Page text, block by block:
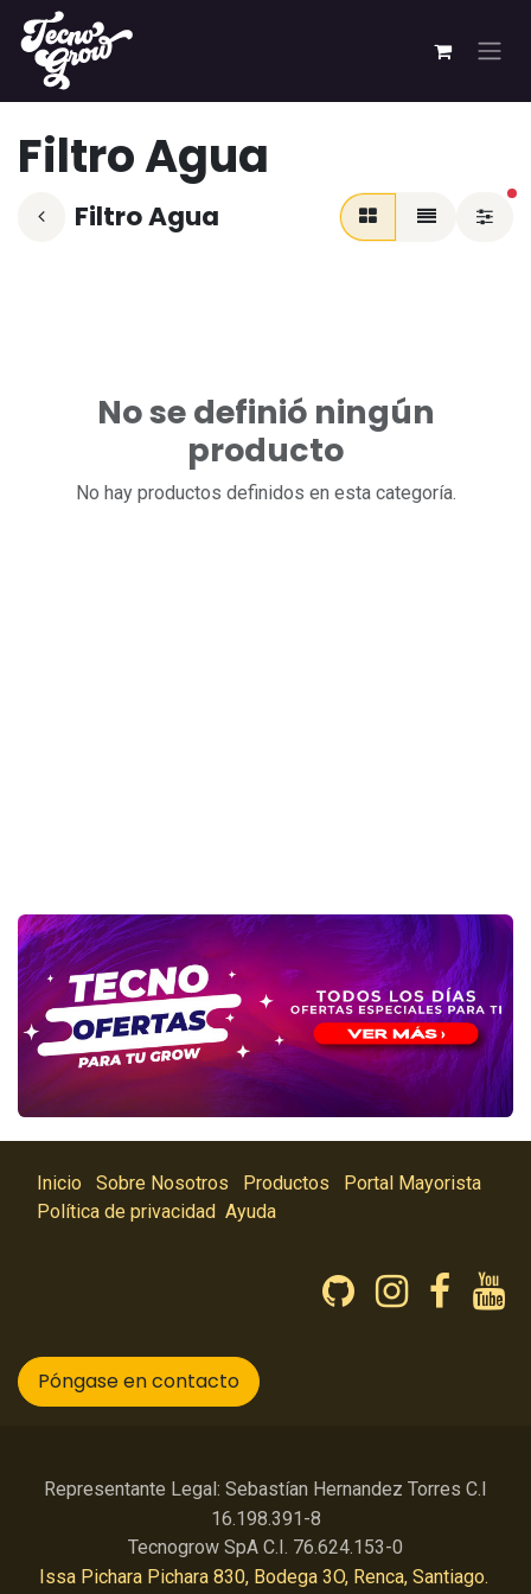
Ir al contenido
Filtro Agua
Filtro Agua
No se definió ningún
producto
No hay productos definidos en esta categoría.
Inicio Sobre Nosotros Productos
Portal Mayorista
Política de privacidad Ayuda
Póngase en contacto
Representante Legal: Sebastían Hernandez Torres C.I
16.198.391-8
Tecnogrow SpA C.I. 76.624.153-0
Issa Pichara Pichara 830, Bodega 3O, Renca, Santiago.